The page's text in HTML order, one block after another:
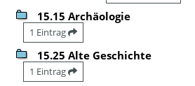
15.15 Archäologie
1 Eintrag
15.25 Alte Geschichte
1 Eintrag